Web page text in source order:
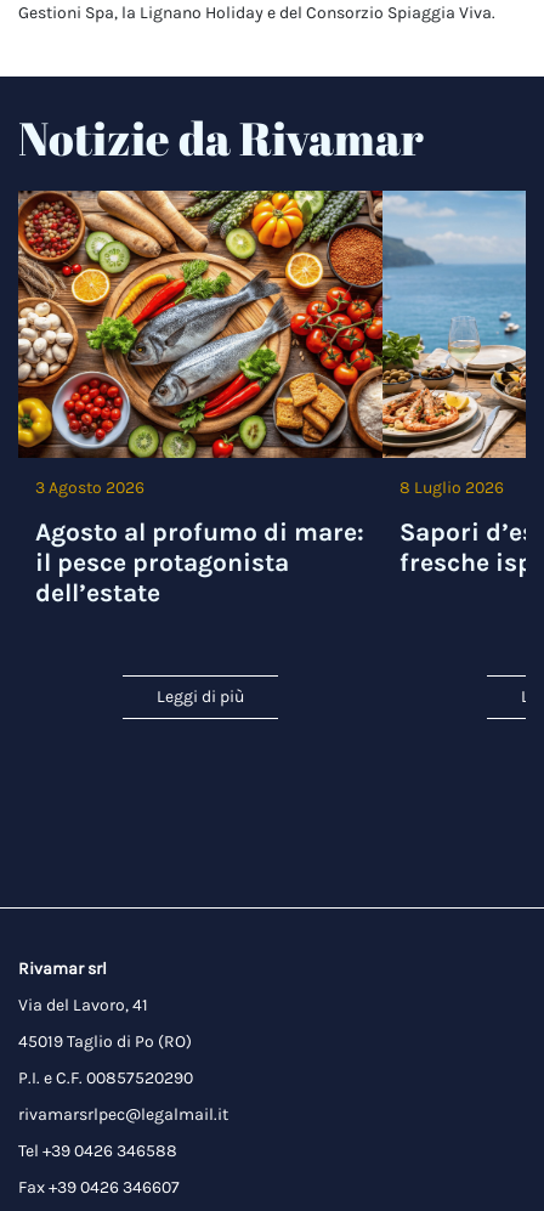
Gestioni Spa, la Lignano Holiday e del Consorzio Spiaggia Viva.
Notizie da Rivamar
3 Agosto 2026
Agosto al profumo di mare:
il pesce protagonista
dell’estate
Leggi di più
8 Luglio 2026
Sapori
fresche
Rivamar srl
Via del Lavoro, 41
45019 Taglio di Po (RO)
P.I. e C.F. 00857520290
rivamarsrlpec@legalmail.it
Tel +39 0426 346588
Fax +39 0426 346607